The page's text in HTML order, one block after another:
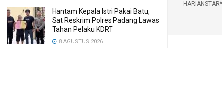
Hantam Kepala Istri Pakai Batu,
Sat Reskrim Polres Padang Lawas
Tahan Pelaku KDRT
8 AGUSTUS 2026
HARIANSTAR*